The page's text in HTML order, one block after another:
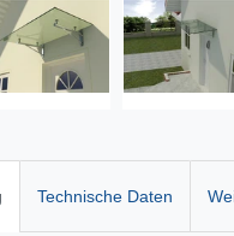
Technische Daten